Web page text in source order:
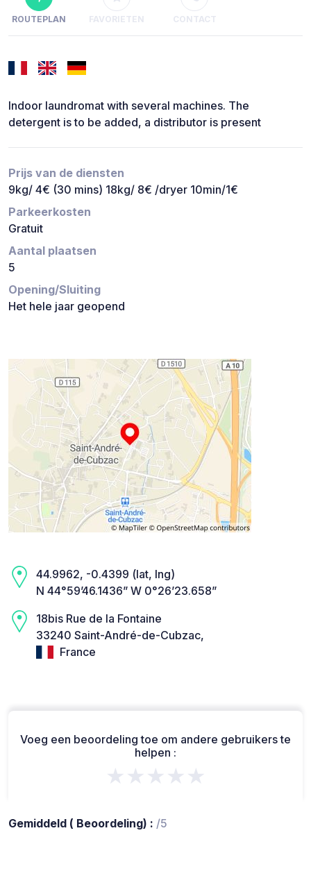
ROUTEPLAN FAVORIETEN CONTACT
Indoor laundromat with several machines. The
detergent is to be added, a distributor is present
Prijs van de diensten
9kg/ 4€ (30 mins) 18kg/ 8€ /dryer 10min/1€
Parkeerkosten
Gratuit
Aantal plaatsen
5
Opening/Sluiting
Het hele jaar geopend
44.9962, -0.4399 (lat, lng)
N 44°59’46.1436” W 0°26’23.658”
18bis Rue de la Fontaine
33240 Saint-André-de-Cubzac,
France
Voeg een beoordeling toe om andere gebruikers te
helpen :
★★★★★
Gemiddeld ( Beoordeling) : /5